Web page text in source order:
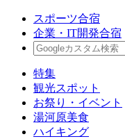
スポーツ合宿
企業・IT開発合宿
特集
観光スポット
お祭り・イベント
湯河原美食
ハイキング